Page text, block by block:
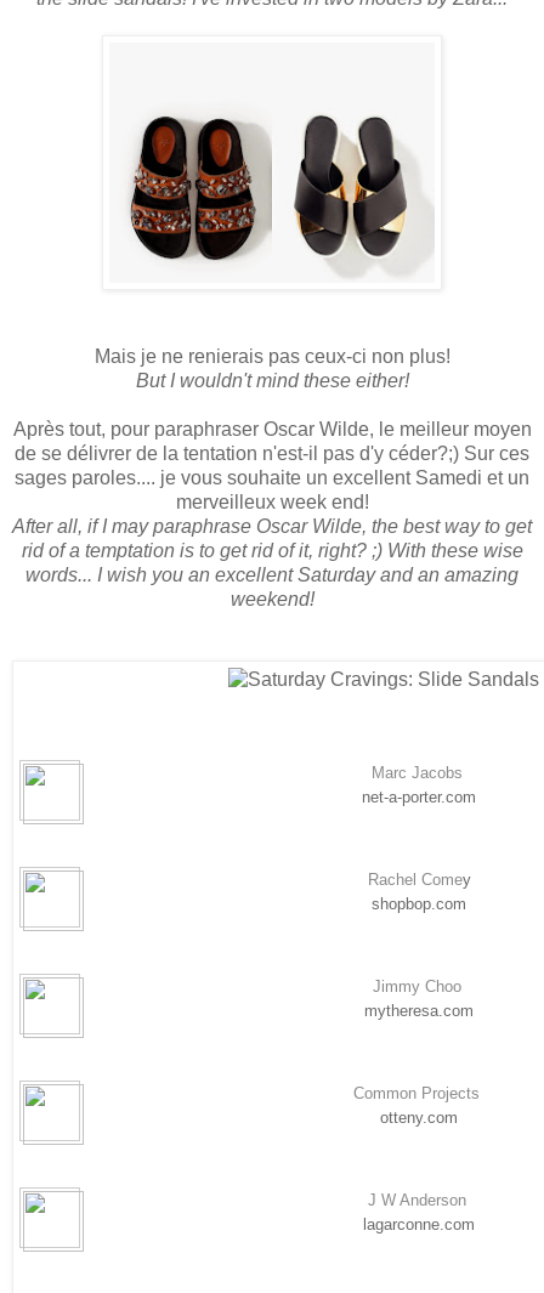
Mais je ne renierais pas ceux-ci non plus!
But I wouldn't mind these either!
Après tout, pour paraphraser Oscar Wilde, le meilleur moyen
de se délivrer de la tentation n'est-il pas d'y céder?;) Sur ces
sages paroles.... je vous souhaite un excellent Samedi et un
merveilleux week end!
After all, if I may paraphrase Oscar Wilde, the best way to get
rid of a temptation is to get rid of it, right? ;) With these wise
words... I wish you an excellent Saturday and an amazing
weekend!
Marc Jacobs
net-a-porter.com
Rachel Comey
shopbop.com
Jimmy Choo
mytheresa.com
Common Projects
otteny.com
J W Anderson
lagarconne.com